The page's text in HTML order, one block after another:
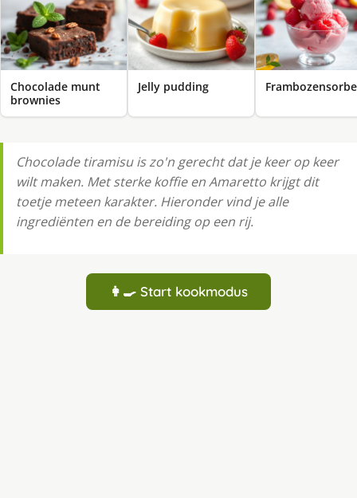
Chocolade munt
brownies
Jelly pudding
Chocolade tiramisu is zo'n gerecht dat je keer op keer
wilt maken. Met sterke koffie en Amaretto krijgt dit
toetje meteen karakter. Hieronder vind je alle
ingrediënten en de bereiding op een rij.
👩‍🍳 Start kookmodus